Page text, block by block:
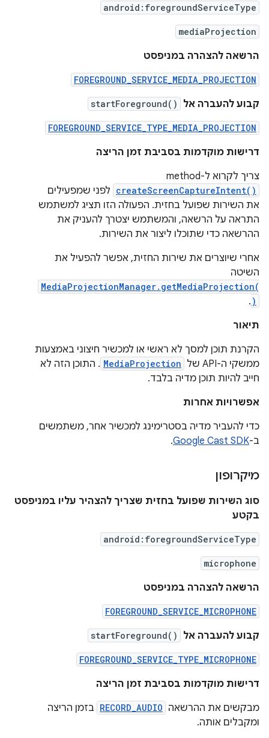
android:foregroundServiceType
mediaProjection
הרשאה להצהרה במניפסט
FOREGROUND_SERVICE_MEDIA_PROJECTION
קבוע להעברה אל startForeground()
FOREGROUND_SERVICE_TYPE_MEDIA_PROJECTION
דרישות מוקדמות בסביבת זמן הריצה
צריך לקרוא ל-method‏
createScreenCaptureIntent() לפני שמפעילים
את השירות שפועל בחזית. הפעולה הזו תציג למשתמש
התראה על הרשאה, והמשתמש יצטרך להעניק את
ההרשאה כדי שתוכלו ליצור את השירות.
אחרי שיוצרים את שירות החזית, אפשר להפעיל את
השיטה
MediaProjectionManager.getMediaProjection(
)
.
תיאור
הקרנת תוכן למסך לא ראשי או למכשיר חיצוני באמצעות
ממשקי ה-API של
MediaProjection . התוכן הזה לא
חייב להיות תוכן מדיה בלבד.
אפשרויות אחרות
כדי להעביר מדיה בסטרימינג למכשיר אחר, משתמשים
ב-Google Cast SDK
.
מיקרופון
סוג השירות שפועל בחזית שצריך להצהיר עליו במניפסט
בקטע
android:foregroundServiceType
microphone
הרשאה להצהרה במניפסט
FOREGROUND_SERVICE_MICROPHONE
קבוע להעברה אל startForeground()
FOREGROUND_SERVICE_TYPE_MICROPHONE
דרישות מוקדמות בסביבת זמן הריצה
מבקשים את ההרשאה RECORD_AUDIO בזמן הריצה
ומקבלים אותה.